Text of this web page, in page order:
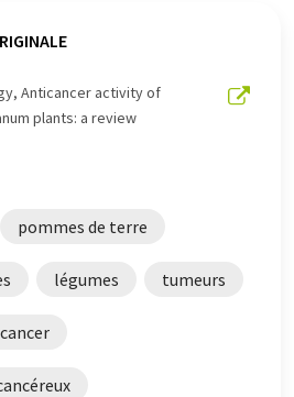
pour présenter
automatique, il est possible
de vocabulaire, de syntaxe ou
Anticancer activity of
plants: a review
pommes de terre
légumes tumeurs
cancer